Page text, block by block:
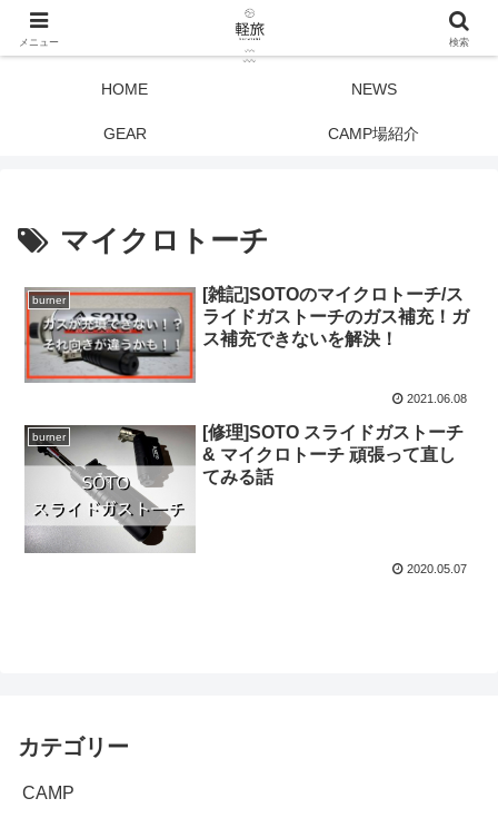
HOME NEWS
GEAR CAMP場紹介
マイクロトーチ
burner
[雑記]SOTOのマイクロトーチ/ス
ライドガストーチのガス補充！ガ
ス補充できないを解決！
2021.06.08
burner
[修理]SOTO スライドガストーチ
& マイクロトーチ 頑張って直し
てみる話
2020.05.07
カテゴリー
CAMP
メニュー 検索